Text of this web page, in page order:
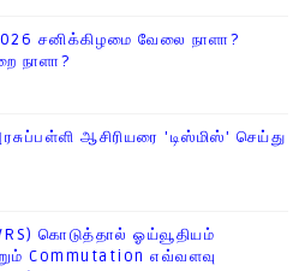
சனிக்கிழமை வேலை நாளா?
நாளா?
ஆசிரியரை 'டிஸ்மிஸ்' செய்து
கொடுத்தால் ஓய்வூதியம்
Commutation எவ்வளவு